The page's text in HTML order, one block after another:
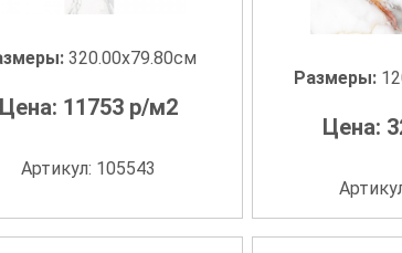
320.00x79.80см
Цена: 11753 р/м2
Артикул: 105543
Размеры:
Цена: